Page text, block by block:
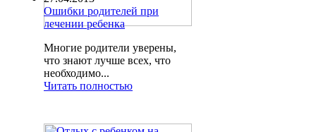
Ошибки родителей при
лечении ребенка
Многие родители уверены,
что знают лучше всех, что
необходимо...
Читать полностью